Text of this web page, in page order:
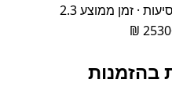
EBA Eurobus – 13 נסיעות · זמן ממוצע 2.3
בהזמנות